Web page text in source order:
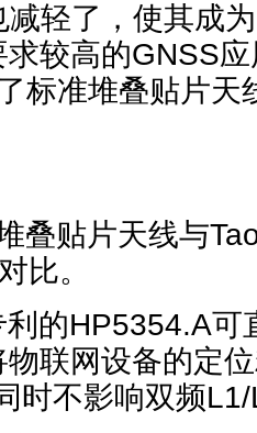
轻了，使其成
求较高的GNSS
标准堆叠贴片天
叠贴片天线与
比。
的HP5354.A可
物联网设备的定
时不影响双频